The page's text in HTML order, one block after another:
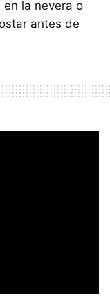
la nevera o
antes de